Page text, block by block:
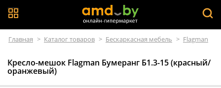
Главная > Каталог товаров > Бескаркасная мебель > Flagman
Кресло-мешок Flagman Бумеранг Б1.3-15 (красный/
оранжевый)